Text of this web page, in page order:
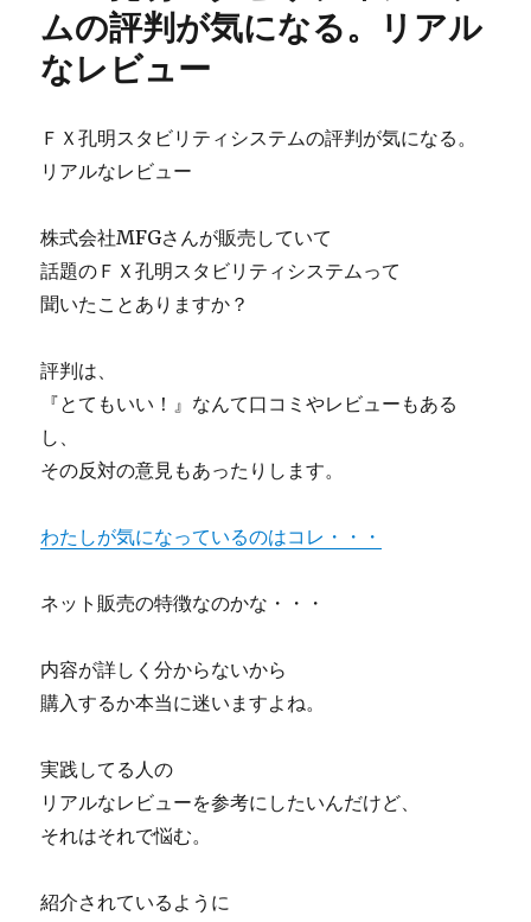
最
強
貨
見
プ
『Ｆ
Ｉ
Ｎ
Ａ
の
断
ネ
バ
レ
評
に
ムの評判が気になる。リアル
なレビュー
ＦＸ孔明スタビリティシステムの評判が気になる。
リアルなレビュー
株式会社MFGさんが販売していて
話題のＦＸ孔明スタビリティシステムって
聞いたことありますか？
評判は、
『とてもいい！』なんて口コミやレビューもある
し、
その反対の意見もあったりします。
わたしが気になっているのはコレ・・・
ネット販売の特徴なのかな・・・
内容が詳しく分からないから
購入するか本当に迷いますよね。
実践してる人の
リアルなレビューを参考にしたいんだけど、
それはそれで悩む。
紹介されているように